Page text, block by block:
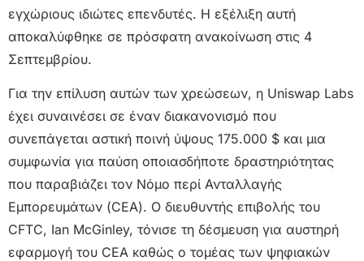
εγχώριους ιδιώτες επενδυτές. Η εξέλιξη αυτή
αποκαλύφθηκε σε πρόσφατη ανακοίνωση στις 4
Σεπτεμβρίου.
Για την επίλυση αυτών των χρεώσεων, η Uniswap Labs
έχει συναινέσει σε έναν διακανονισμό που
συνεπάγεται αστική ποινή ύψους 175.000 $ και μια
συμφωνία για παύση οποιασδήποτε δραστηριότητας
που παραβιάζει τον Νόμο περί Ανταλλαγής
Εμπορευμάτων (CEA). Ο διευθυντής επιβολής του
CFTC, Ian McGinley, τόνισε τη δέσμευση για αυστηρή
εφαρμογή του CEA καθώς ο τομέας των ψηφιακών